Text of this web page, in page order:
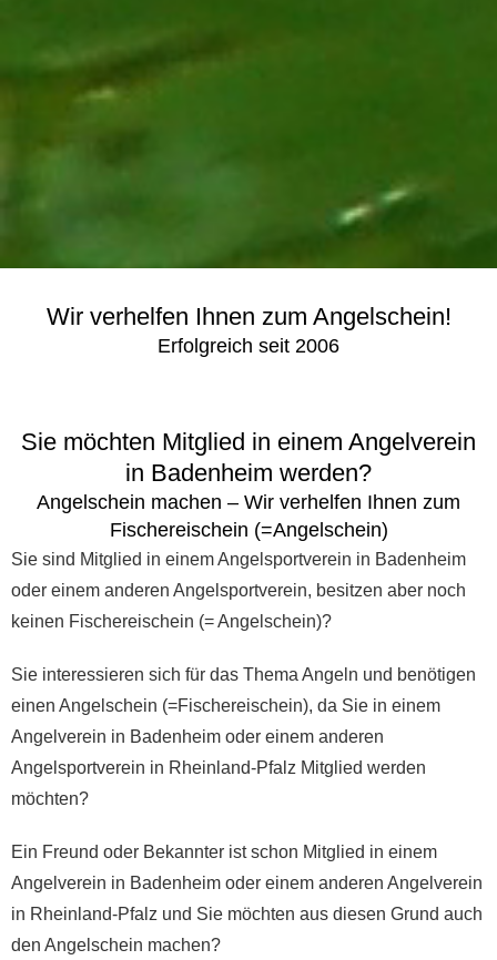
Wir verhelfen Ihnen zum Angelschein!
Erfolgreich seit 2006
Sie möchten Mitglied in einem Angelverein
in Badenheim werden?
Angelschein machen – Wir verhelfen Ihnen zum
Fischereischein (=Angelschein)
Sie sind Mitglied in einem Angelsportverein in Badenheim
oder einem anderen Angelsportverein, besitzen aber noch
keinen Fischereischein (= Angelschein)?
Sie interessieren sich für das Thema Angeln und benötigen
einen Angelschein (=Fischereischein), da Sie in einem
Angelverein in Badenheim oder einem anderen
Angelsportverein in Rheinland-Pfalz Mitglied werden
möchten?
Ein Freund oder Bekannter ist schon Mitglied in einem
Angelverein in Badenheim oder einem anderen Angelverein
in Rheinland-Pfalz und Sie möchten aus diesen Grund auch
den Angelschein machen?